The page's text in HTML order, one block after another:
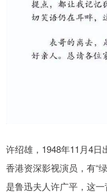
许绍雄，1948年11月4
香港资深影视演员，有“
是鲁迅夫人许广平，这